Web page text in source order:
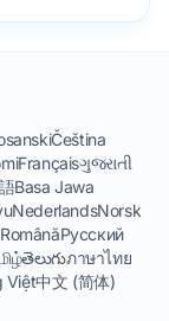
Čeština
Françaisગુજરાતી
Basa Jawa
NederlandsNorsk
RomânăРусский
తెలుగుภาษาไทย
Việt中文 (简体)